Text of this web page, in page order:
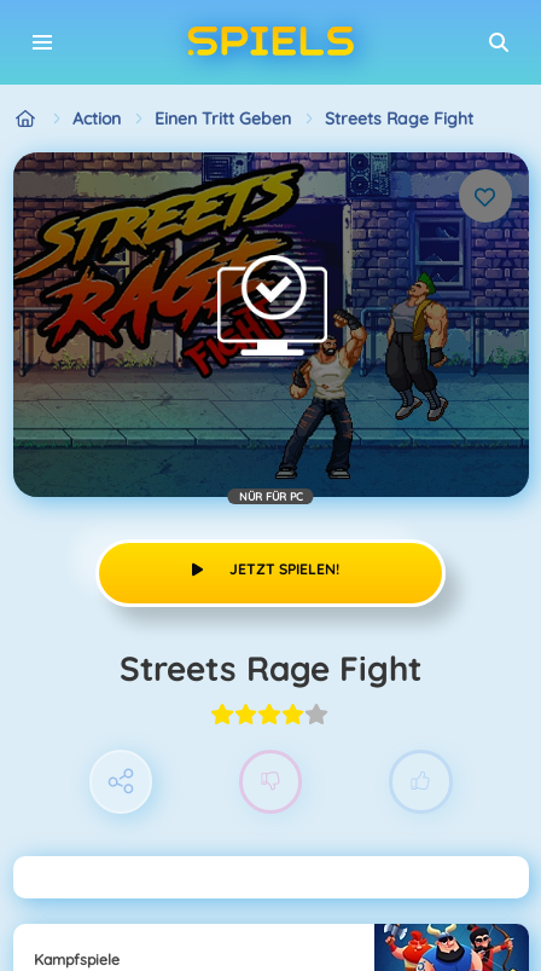
Action Einen Tritt Geben Streets Rage Fight
NÜR FÜR PC
JETZT SPIELEN!
Streets Rage Fight
Kampfspiele